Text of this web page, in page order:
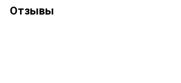
Отзывы